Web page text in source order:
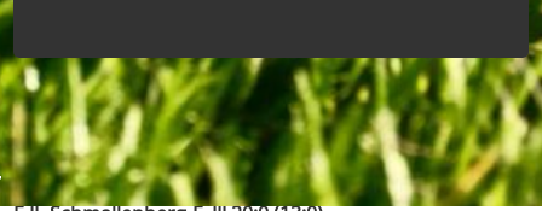
01.06.2013Sportfest Grafschaft: